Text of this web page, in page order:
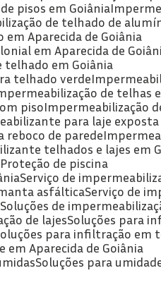
pisos em Goiânia
de telhado de
Aparecida de Goiânia
em Aparecida de
telhado em Goiânia
telhado verde
de telhas
piso Impermeabilização
para laje
reboco de parede
telhados e lajes em
Proteção de piscina
Serviço de
asfáltica Serviço de
Soluções de
de lajes Soluções para
Soluções para infiltração em
em Aparecida de Goiânia
Soluções para